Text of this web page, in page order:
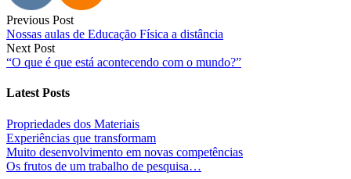
Previous Post
Nossas aulas de Educação Física a distância
Next Post
“O que é que está acontecendo com o mundo?”
Latest Posts
Propriedades dos Materiais
Experiências que transformam
Muito desenvolvimento em novas competências
Os frutos de um trabalho de pesquisa…